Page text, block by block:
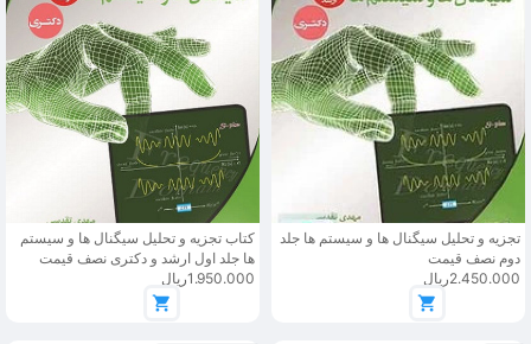
تجزیه و تحلیل سیگنال ها و سیستم ها جلد
دوم نصف قیمت
2.450.000ریال
کتاب تجزیه و تحلیل سیگنال ها و سیستم
ها جلد اول ارشد و دکتری نصف قیمت
1.950.000ریال